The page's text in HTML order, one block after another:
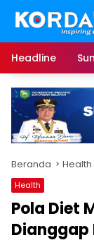
Headline
Beranda Health
Health
Pola Diet
Dianggap